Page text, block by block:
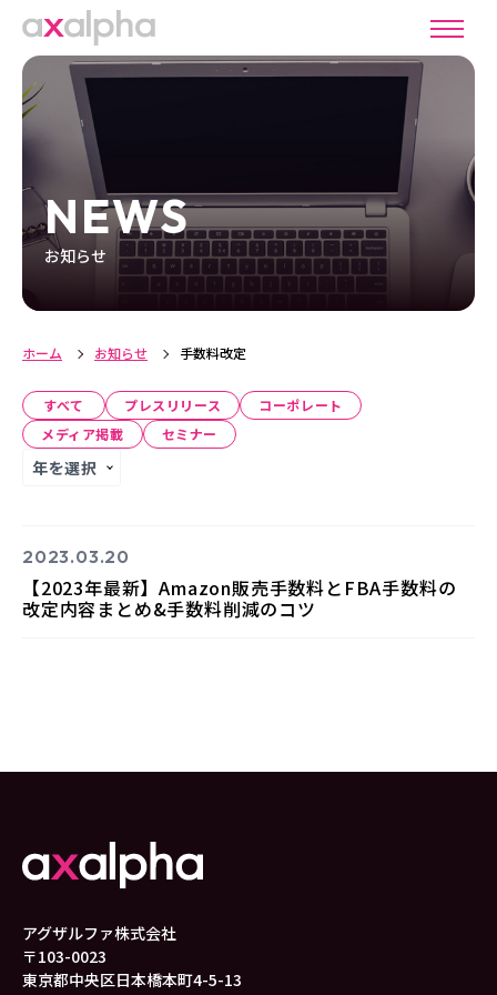
NEWS
お知らせ
ホーム お知らせ 手数料改定
すべて プレスリリース
コーポレート
メディア掲載
セミナー
2023.03.20
【2023年最新】Amazon販売手数料とFBA手数料の
改定内容まとめ&手数料削減のコツ
アグザルファ株式会社
〒103-0023
東京都中央区日本橋本町4-5-13